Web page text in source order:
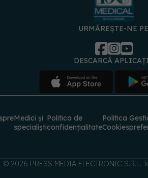
URMĂREȘTE-NE
DESCARCĂ
Medici și
specialiști
Politica de
confidențialitate
Politica
Cookies
© 2026 PRESS MEDIA ELECTRONIC S.R.L.